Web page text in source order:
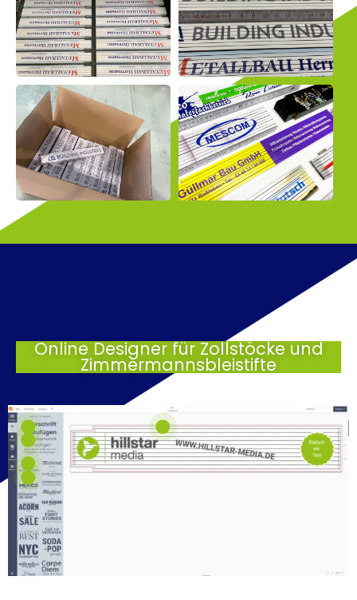
Online Designer für Zollstöcke und
Zimmermannsbleistifte